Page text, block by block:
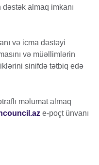
almaq imkanı
və icma dəstəyi
və müəllimlərin
sinifdə tətbiq edə
məlumat almaq
e-poçt ünvanı